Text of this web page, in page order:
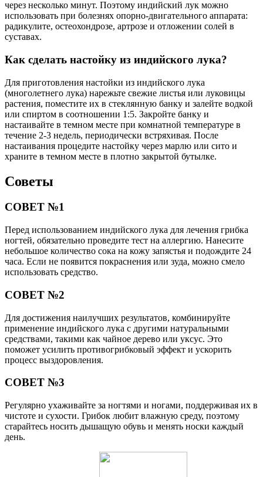
через несколько минут. Поэтому индийский лук можно
использовать при болезнях опорно-двигательного аппарата:
радикулите, остеохондрозе, артрозе и отложении солей в
суставах.
Как сделать настойку из индийского лука?
Для приготовления настойки из индийского лука
(многолетнего лука) нарежьте свежие листья или луковицы
растения, поместите их в стеклянную банку и залейте водкой
или спиртом в соотношении 1:5. Закройте банку и
настаивайте в темном месте при комнатной температуре в
течение 2-3 недель, периодически встряхивая. После
настаивания процедите настойку через марлю или сито и
храните в темном месте в плотно закрытой бутылке.
Советы
СОВЕТ №1
Перед использованием индийского лука для лечения грибка
ногтей, обязательно проведите тест на аллергию. Нанесите
небольшое количество сока на кожу запястья и подождите 24
часа. Если не появится покраснения или зуда, можно смело
использовать средство.
СОВЕТ №2
Для достижения наилучших результатов, комбинируйте
применение индийского лука с другими натуральными
средствами, такими как чайное дерево или уксус. Это
поможет усилить противогрибковый эффект и ускорить
процесс выздоровления.
СОВЕТ №3
Регулярно ухаживайте за ногтями и ногами, поддерживая их в
чистоте и сухости. Грибок любит влажную среду, поэтому
старайтесь носить дышащую обувь и менять носки каждый
день.